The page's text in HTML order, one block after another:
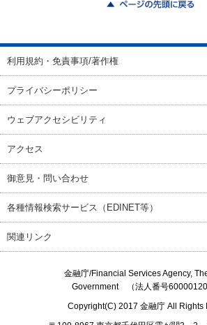
利用規約・免責事項/著作権
プライバシーポリシー
ウェブアクセシビリティ
アクセス
御意見・問い合わせ
各種情報検索サービス（EDINET等）
関連リンク
金融庁/Financial Services Agency,
Government（法人番号
Copyright(C) 2017 金融庁 All Rights